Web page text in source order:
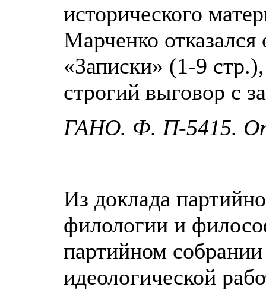
исторического
Марченко отказался
«Записки» (1-9
строгий выговор с
ГАНО. Ф. П-5415.
Из доклада
филологии и
партийном
идеологической